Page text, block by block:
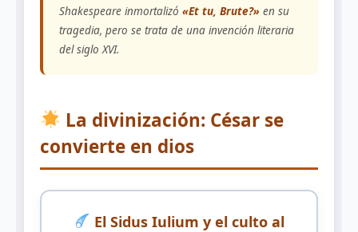
Shakespeare inmortalizó «Et tu, Brute?» en su
tragedia, pero se trata de una invención literaria
del siglo XVI.
La divinización: César se
convierte en dios
El Sidus Iulium y el culto al